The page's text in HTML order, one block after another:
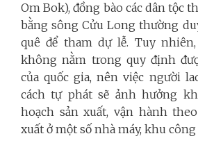
Om Bok), đồng bào các dân tộc
bằng sông Cửu Long thường
quê để tham dự lễ. Tuy
không nằm trong quy định
của quốc gia, nên việc người
cách tự phát sẽ ảnh hưởng
hoạch sản xuất, vận hành
xuất ở một số nhà máy, khu